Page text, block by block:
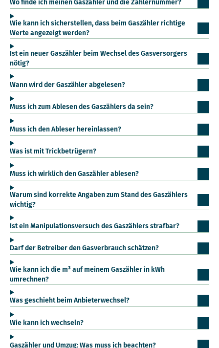
Wo finde ich meinen Gaszähler und die Zählernummer?
Wie kann ich sicherstellen, dass beim Gaszähler richtige
Werte angezeigt werden?
Ist ein neuer Gaszähler beim Wechsel des Gasversorgers
nötig?
Wann wird der Gaszähler abgelesen?
Muss ich zum Ablesen des Gaszählers da sein?
Muss ich den Ableser hereinlassen?
Was ist mit Trickbetrügern?
Muss ich wirklich den Gaszähler ablesen?
Warum sind korrekte Angaben zum Stand des Gaszählers
wichtig?
Ist ein Manipulationsversuch des Gaszählers strafbar?
Darf der Betreiber den Gasverbrauch schätzen?
Wie kann ich die m³ auf meinem Gaszähler in kWh
umrechnen?
Was geschieht beim Anbieterwechsel?
Wie kann ich wechseln?
Gaszähler und Umzug: Was muss ich beachten?